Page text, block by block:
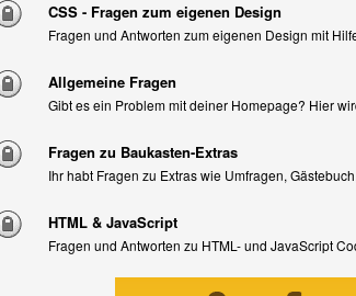
CSS - Fragen zum eigenen Design
Fragen und Antworten zum eigenen Design mit
Allgemeine Fragen
Gibt es ein Problem mit deiner Homepage? Hier
Fragen zu Baukasten-Extras
Ihr habt Fragen zu Extras wie Umfragen,
HTML & JavaScript
Fragen und Antworten zu HTML- und JavaScript